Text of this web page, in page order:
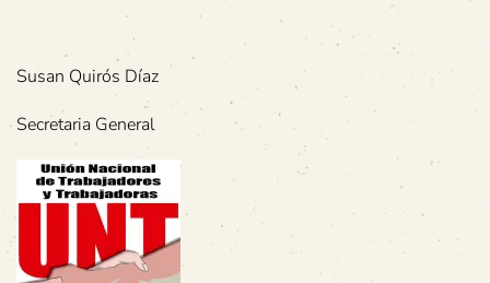
Susan Quirós Díaz
Secretaria General